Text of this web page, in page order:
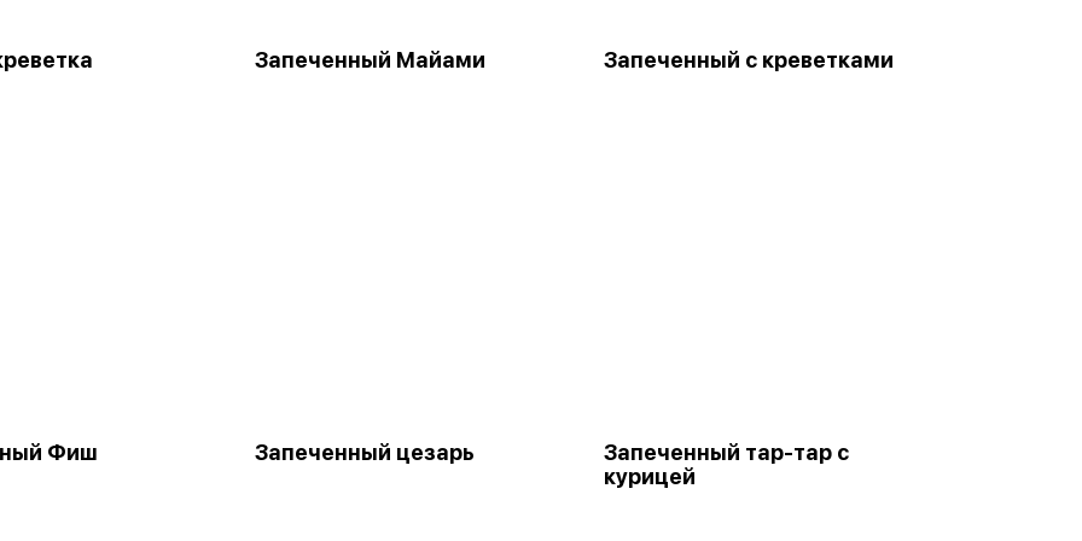
Запеченный Майами Запеченный с креветками
Фиш Запеченный цезарь
Запеченный тар-тар с
курицей